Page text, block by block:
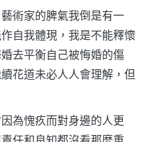
術家的脾氣我倒是有一
自我體現，我是不能釋懷
去平衡自己被悔婚的傷
花道未必人人會理解，但
為愧疚而對身邊的人更